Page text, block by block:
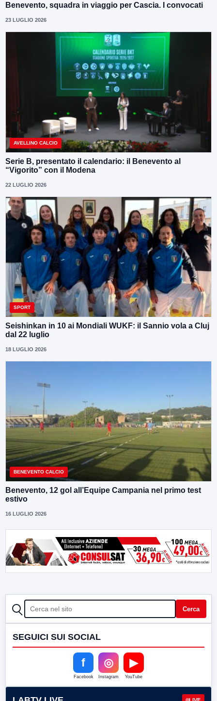
Benevento, squadra in viaggio per Cascia. I convocati
23 LUGLIO 2026
AVELLINO CALCIO
Serie B, presentato il calendario: il Benevento al
“Vigorito” con il Modena
22 LUGLIO 2026
SPORT
Seishinkan in 10 ai Mondiali WUKF: il Sannio vola a Cluj
dal 22 luglio
18 LUGLIO 2026
BENEVENTO CALCIO
Benevento, 12 gol all’Equipe Campania nel primo test
estivo
16 LUGLIO 2026
CERCA Cerca
SEGUICI SUI SOCIAL
f
Facebook
◎
Instagram
▶
YouTube